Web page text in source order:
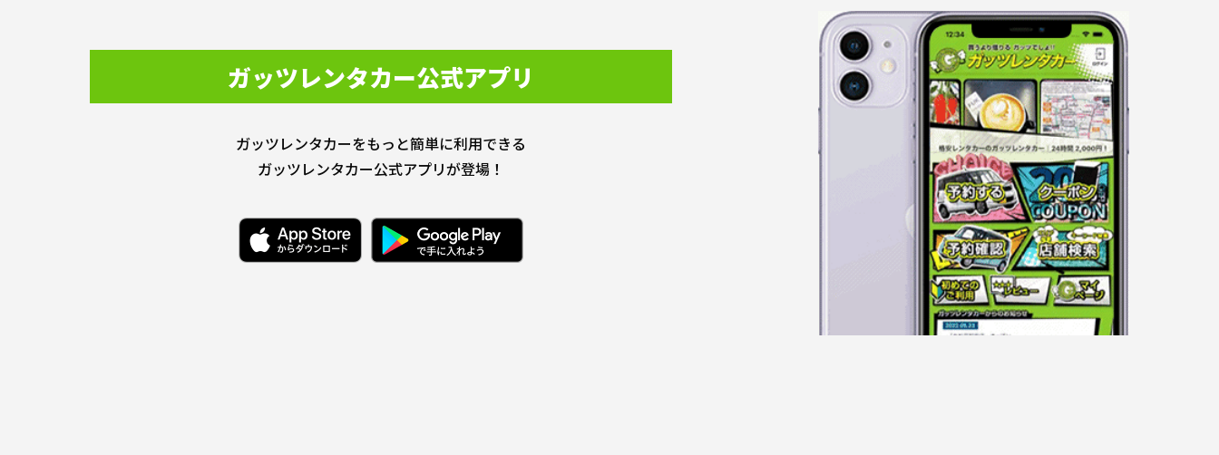
ガッツレンタカー公式アプリ
ガッツレンタカーをもっと簡単に利用できる
ガッツレンタカー公式アプリが登場！